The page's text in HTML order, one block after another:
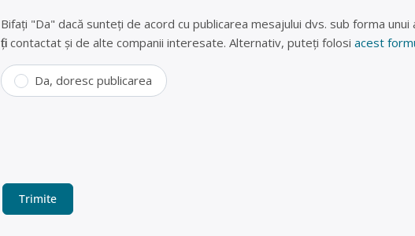
Bifați "Da" dacă sunteți de acord cu publicarea mesajului dvs. sub forma
fiți contactat și de alte companii interesate. Alternativ, puteți folosi acest
Da, doresc publicarea